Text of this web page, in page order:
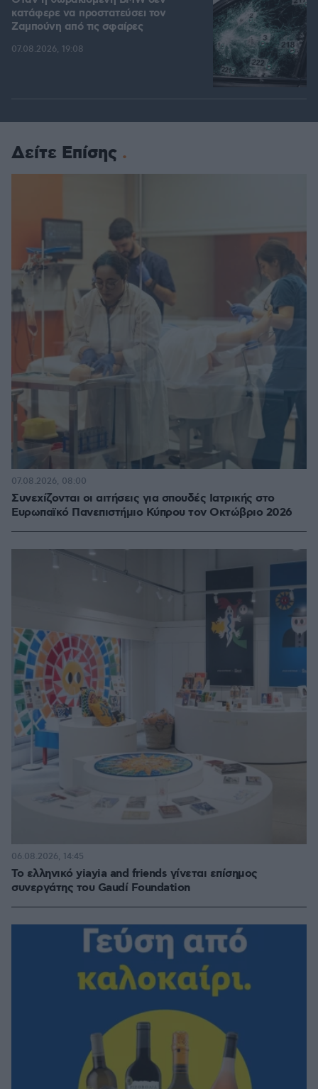
κατάφερε να προστατεύσει τον
Ζαμπούνη από τις σφαίρες
07.08.2026, 19:08
Δείτε Επίσης
Συνεχίζονται οι αιτήσεις για σπουδές Ιατρικής στο
Ευρωπαϊκό Πανεπιστήμιο Κύπρου τον Οκτώβριο 2026
07.08.2026, 08:00
Το ελληνικό yiayia and friends γίνεται επίσημος
συνεργάτης του Gaudí Foundation
06.08.2026, 14:45